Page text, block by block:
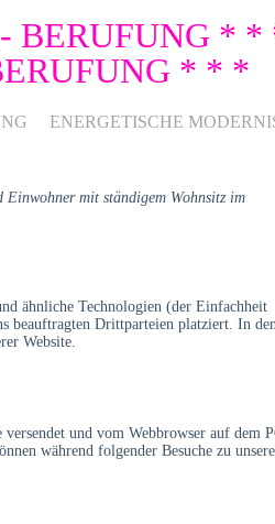
*
* * *
ENERGETISCHE
mit ständigem Wohnsitz im
ähnliche Technologien (der Einfachheit
beauftragten Drittparteien platziert. In
Website.
und vom Webbrowser auf dem
während folgender Besuche zu